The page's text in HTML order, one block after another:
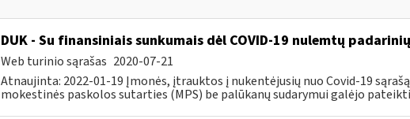
DUK - Su finansiniais sunkumais dėl COVID-19 nulemtų
Web turinio sąrašas 2020-07-21
Atnaujinta: 2022-01-19 Įmonės, įtrauktos į nukentėjusių nuo Covid-19
mokestinės paskolos sutarties (MPS) be palūkanų sudarymui galėjo